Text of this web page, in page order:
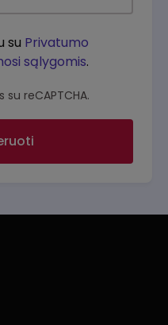
su Privatumo
sąlygomis.
reCAPTCHA.